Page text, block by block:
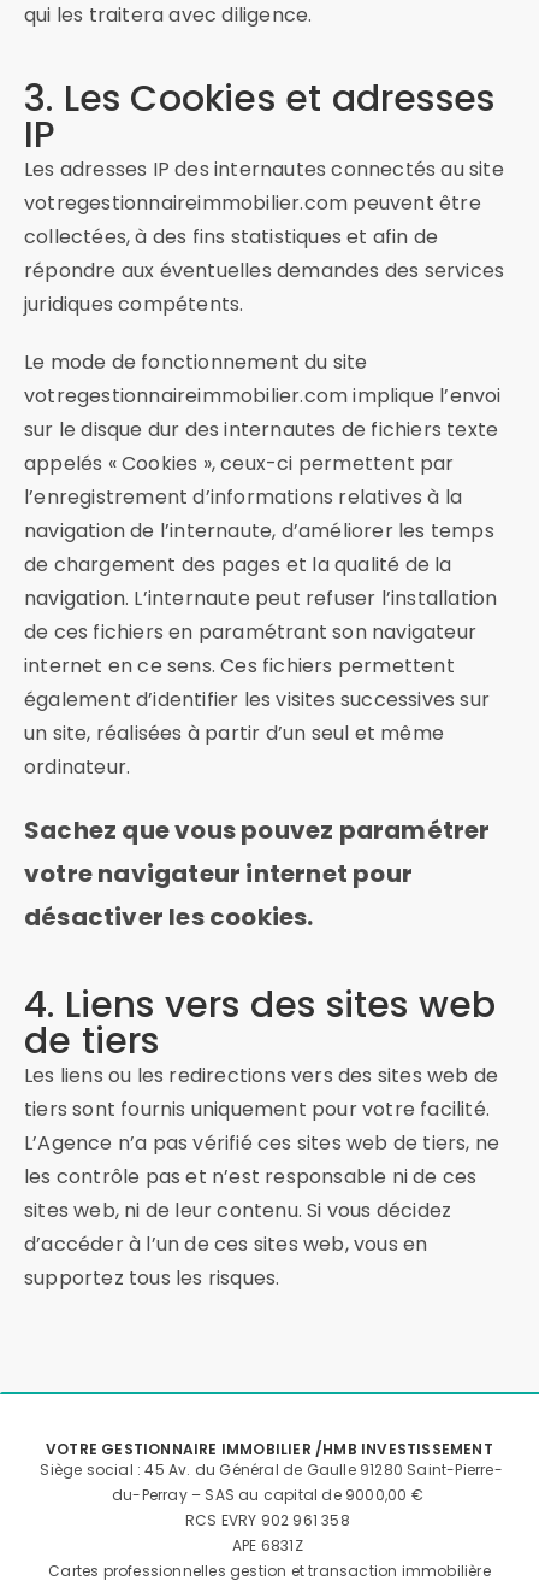
qui les traitera avec diligence.
3. Les Cookies et adresses
IP
Les adresses IP des internautes connectés au site
votregestionnaireimmobilier.com peuvent être
collectées, à des fins statistiques et afin de
répondre aux éventuelles demandes des services
juridiques compétents.
Le mode de fonctionnement du site
votregestionnaireimmobilier.com implique l’envoi
sur le disque dur des internautes de fichiers texte
appelés « Cookies », ceux-ci permettent par
l’enregistrement d’informations relatives à la
navigation de l’internaute, d’améliorer les temps
de chargement des pages et la qualité de la
navigation. L’internaute peut refuser l’installation
de ces fichiers en paramétrant son navigateur
internet en ce sens. Ces fichiers permettent
également d’identifier les visites successives sur
un site, réalisées à partir d’un seul et même
ordinateur.
Sachez que vous pouvez paramétrer
votre navigateur internet pour
désactiver les cookies.
4. Liens vers des sites web
de tiers
Les liens ou les redirections vers des sites web de
tiers sont fournis uniquement pour votre facilité.
L’Agence n’a pas vérifié ces sites web de tiers, ne
les contrôle pas et n’est responsable ni de ces
sites web, ni de leur contenu. Si vous décidez
d’accéder à l’un de ces sites web, vous en
supportez tous les risques.
VOTRE GESTIONNAIRE IMMOBILIER /HMB INVESTISSEMENT
Siège social : 45 Av. du Général de Gaulle 91280 Saint-Pierre-
du-Perray – SAS au capital de 9000,00 €
RCS EVRY 902 961 358
APE 6831Z
Cartes professionnelles gestion et transaction immobilière